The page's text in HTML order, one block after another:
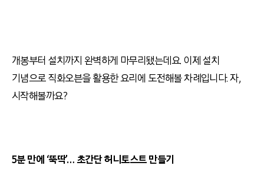
개봉부터 설치까지 완벽하게 마무리됐는데요. 이제 설치
기념으로 직화오븐을 활용한 요리에 도전해볼 차례입니다. 자,
시작해볼까요?
5분 만에 ‘뚝딱’… 초간단 허니토스트 만들기